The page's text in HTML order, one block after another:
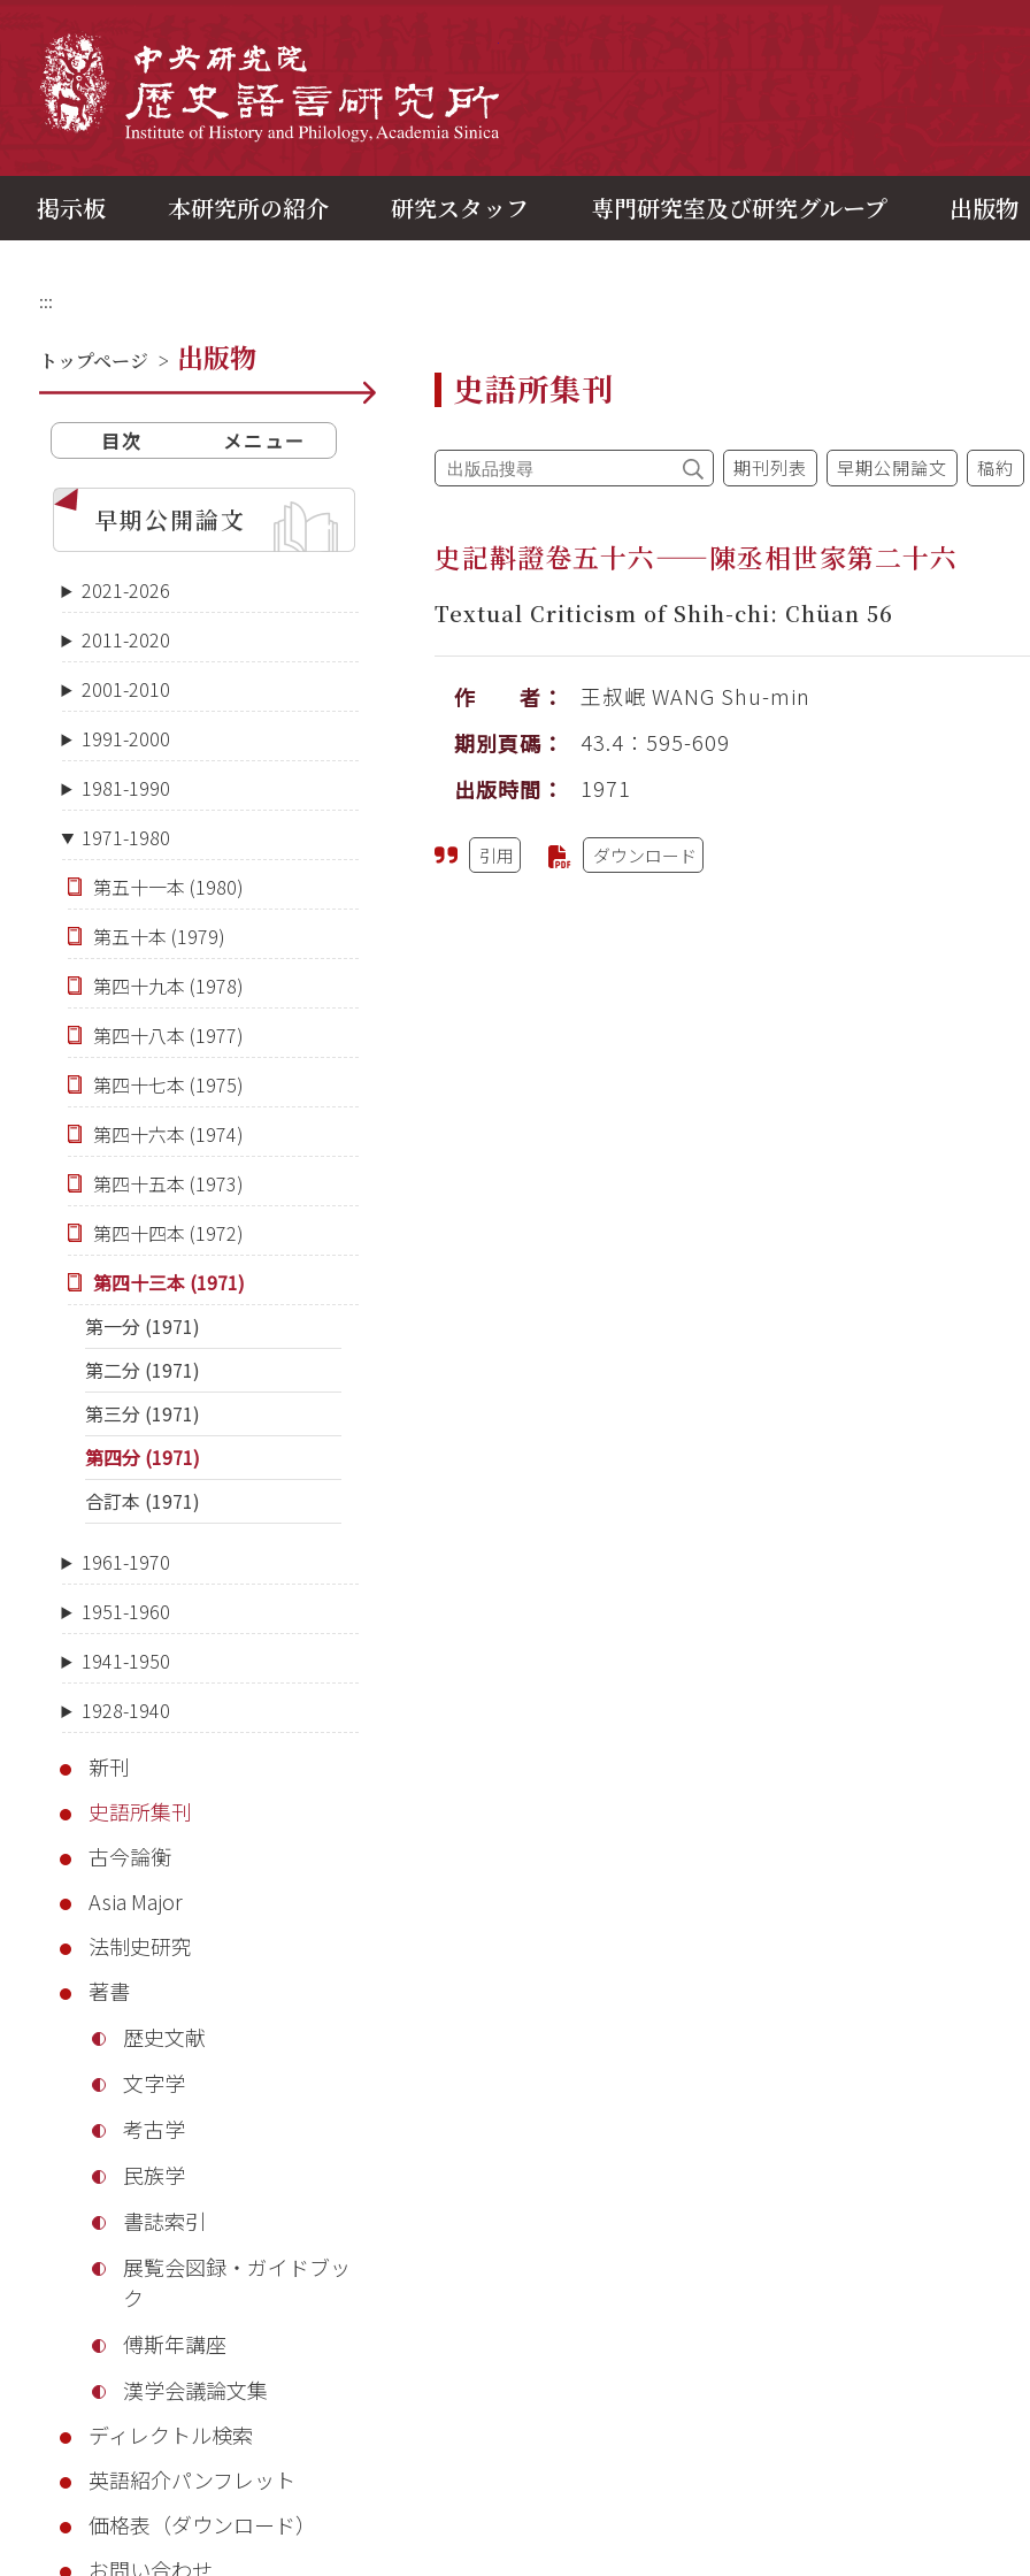
掲示板 本研究所の紹介 研究スタッフ 専門研究室及び研究グループ 出版物
:::
トップページ > 出版物
目次 メニュー
早期公開論文
2021-2026
2011-2020
2001-2010
1991-2000
1981-1990
1971-1980
第五十一本 (1980)
第五十本 (1979)
第四十九本 (1978)
第四十八本 (1977)
第四十七本 (1975)
第四十六本 (1974)
第四十五本 (1973)
第四十四本 (1972)
第四十三本 (1971)
第一分 (1971)
第二分 (1971)
第三分 (1971)
第四分 (1971)
合訂本 (1971)
1961-1970
1951-1960
1941-1950
1928-1940
新刊
史語所集刊
古今論衡
Asia Major
法制史研究
著書
歴史文献
文字学
考古学
民族学
書誌索引
展覧会図録・ガイドブッ
ク
傅斯年講座
漢学会議論文集
ディレクトル検索
英語紹介パンフレット
価格表（ダウンロード）
お問い合わせ
史語所集刊
期刊列表 早期公開論文 稿約
史記斠證卷五十六——陳丞相世家第二十六
Textual Criticism of Shih-chi: Chüan 56
作 者： 王叔岷WANG Shu-min
期別頁碼：
43.4：595-609
出版時間：
1971
引用 ダウンロード